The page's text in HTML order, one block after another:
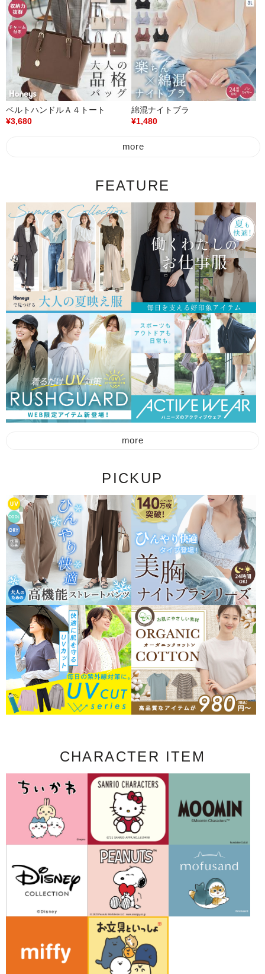
ベルトハンドルＡ４トート
¥3,680
綿混ナイトブラ
¥1,480
more
FEATURE
PICKUP
CHARACTER ITEM